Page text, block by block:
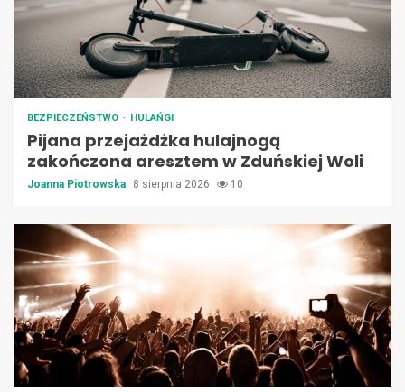
BEZPIECZEŃSTWO HULAŃGI
Pijana przejażdżka hulajnogą
zakończona aresztem w Zduńskiej Woli
Joanna Piotrowska 8 sierpnia 2026 10